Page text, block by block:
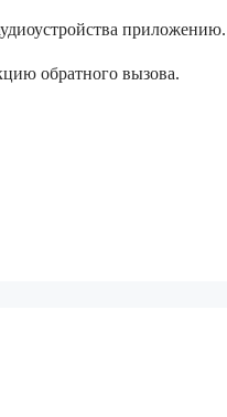
приложению.
обратного вызова.